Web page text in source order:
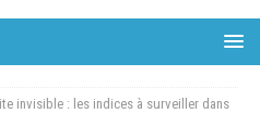
invisible : les indices à surveiller dans